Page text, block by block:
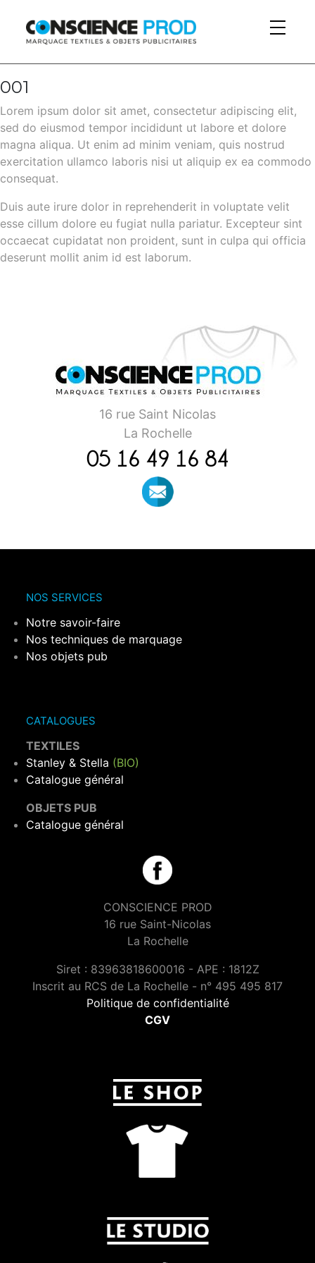
001
Lorem ipsum dolor sit amet, consectetur adipiscing elit,
sed do eiusmod tempor incididunt ut labore et dolore
magna aliqua. Ut enim ad minim veniam, quis nostrud
exercitation ullamco laboris nisi ut aliquip ex ea commodo
consequat.
Duis aute irure dolor in reprehenderit in voluptate velit
esse cillum dolore eu fugiat nulla pariatur. Excepteur sint
occaecat cupidatat non proident, sunt in culpa qui officia
deserunt mollit anim id est laborum.
16 rue Saint Nicolas
La Rochelle
05 16 49 16 84
NOS SERVICES
Notre savoir-faire
Nos techniques de marquage
Nos objets pub
CATALOGUES
TEXTILES
Stanley & Stella (BIO)
Catalogue général
OBJETS PUB
Catalogue général
CONSCIENCE PROD
16 rue Saint-Nicolas
La Rochelle
Siret : 83963818600016 - APE : 1812Z
Inscrit au RCS de La Rochelle - n° 495 495 817
Politique de confidentialité
CGV